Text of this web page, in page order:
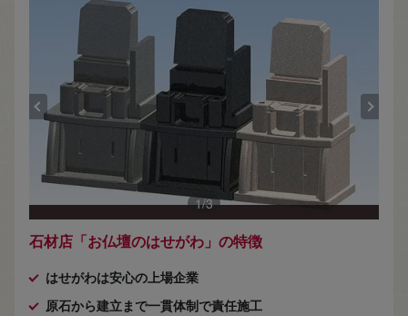
石材店「お仏壇のはせがわ」の特徴
はせがわは安心の上場企業
原石から建立まで一貫体制で責任施工
1/3